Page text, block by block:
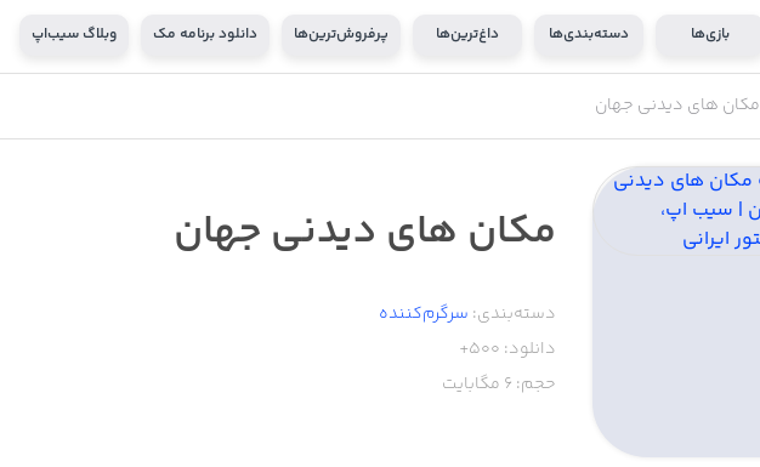
بازی‌ها دسته‌بندی‌ها داغ‌ترین‌ها پرفروش‌ترین‌ها دانلود برنامه مک وبلاگ سیب‌اپ
مکان های دیدنی جهان
مکان های دیدنی جهان
دسته‌بندی: سرگرم‌کننده
دانلود: 500+
حجم: 6 مگابایت